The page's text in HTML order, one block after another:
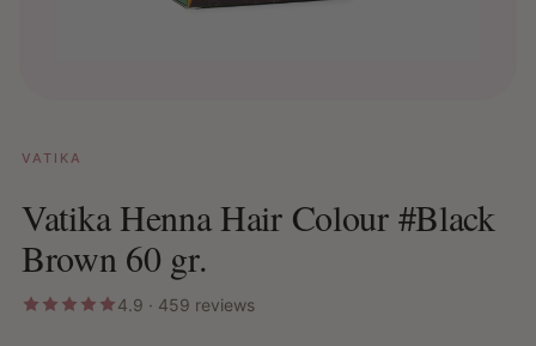
VATIKA
Vatika Henna Hair Colour #Black
Brown 60 gr.
4.9 · 459 reviews